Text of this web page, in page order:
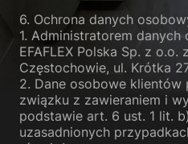
6. Ochrona danych
1. Administratorem
EFAFLEX Polska Sp. z o.o.
Częstochowie, ul. Krótka
2. Dane osobowe klientów
związku z zawieraniem i
podstawie art. 6 ust. 1 lit.
uzasadnionych